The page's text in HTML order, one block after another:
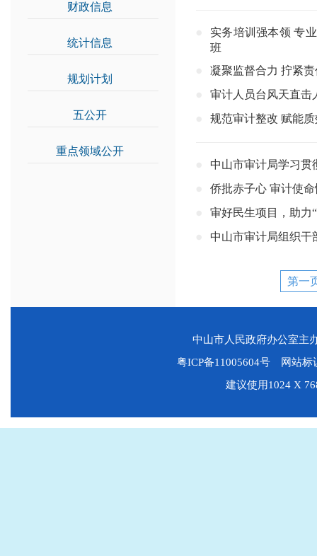
财政信息
统计信息
规划计划
五公开
重点领域公开
实务培训强本领 专
班
凝聚监督合力 拧紧
审计人员台风天直击
规范审计整改 赋能
中山市审计局学习贯
侨批赤子心 审计使
审好民生项目，助力
中山市审计局组织干
第一
中山市人民政府办公室
粤ICP备11005604号 网站标
建议使用1024 X